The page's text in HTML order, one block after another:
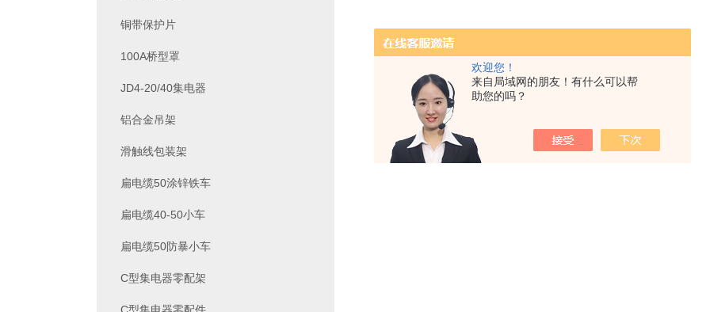
欢迎您！
来自局域网的朋友！有什么可以帮
助您的吗？
铜带保护片
100A桥型罩
JD4-20/40集电器
铝合金吊架
滑触线包装架
扁电缆50涂锌铁车
扁电缆40-50小车
扁电缆50防暴小车
C型集电器零配架